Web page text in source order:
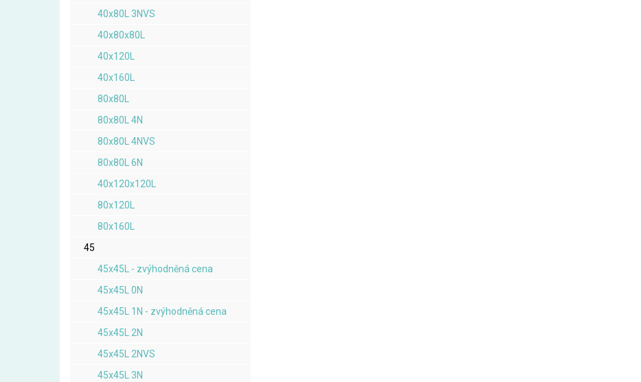
40x80L 3NVS
40x80x80L
40x120L
40x160L
80x80L
80x80L 4N
80x80L 4NVS
80x80L 6N
40x120x120L
80x120L
80x160L
45
45x45L - zvýhodněná cena
45x45L 0N
45x45L 1N - zvýhodněná cena
45x45L 2N
45x45L 2NVS
45x45L 3N